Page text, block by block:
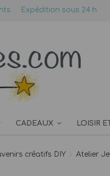
Expédition sous 24 h
CADEAUX LOISIR
créatifs DIY Atelier